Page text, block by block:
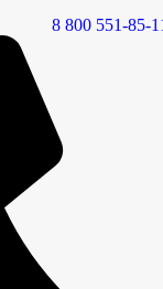
8 800 551-85-